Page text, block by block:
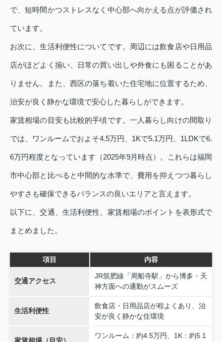
で、短時間かつストレスなく中心部へ向かえる点が評価され
ています。
お次に、生活利便性についてです。周辺には飲食店や日用品
店がほどよく揃い、日常の買い出しや外食にも困ることがあ
りません。また、西区の落ち着いた住宅地に位置するため、
治安が良く静かな環境で安心した暮らしができます。
家賃相場の目安も比較的手頃です。一人暮らし向けの間取り
では、ワンルームでおよそ4.5万円、1Kで5.1万円、1LDKで6.
6万円程度となっています（2025年9月時点）。これらは福岡
市中心部と比べると中間的な水準で、費用を抑えつつ暮らし
やすさも確保できるバランスの良いエリアと言えます。
以下に、交通、生活利便性、家賃相場のポイントを表形式で
まとめました。
項目 内容
交通アクセス
JR筑肥線「周船寺駅」から博多・天
神方面への通勤がスムーズ
生活利便性
飲食店・日用品店が程よくあり、治
安が良く静かな住環境
ワンルーム：約4.5万円、1K：約5.1